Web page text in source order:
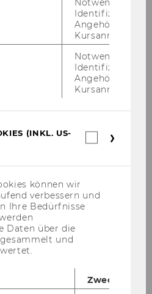
avail­able at:
28, 13th of July: "Telekom-​
https://www.econs­
10419/60324
Identifizierung
Angehörige/r für
Kursanmeldung.
Notwendig zur
Identifizierung
Angehörige/r für
Kursanmeldung.
(INKL. US-
können wir
verbessern und
Ihre Bedürfnisse
Daten über die
und
Zweck